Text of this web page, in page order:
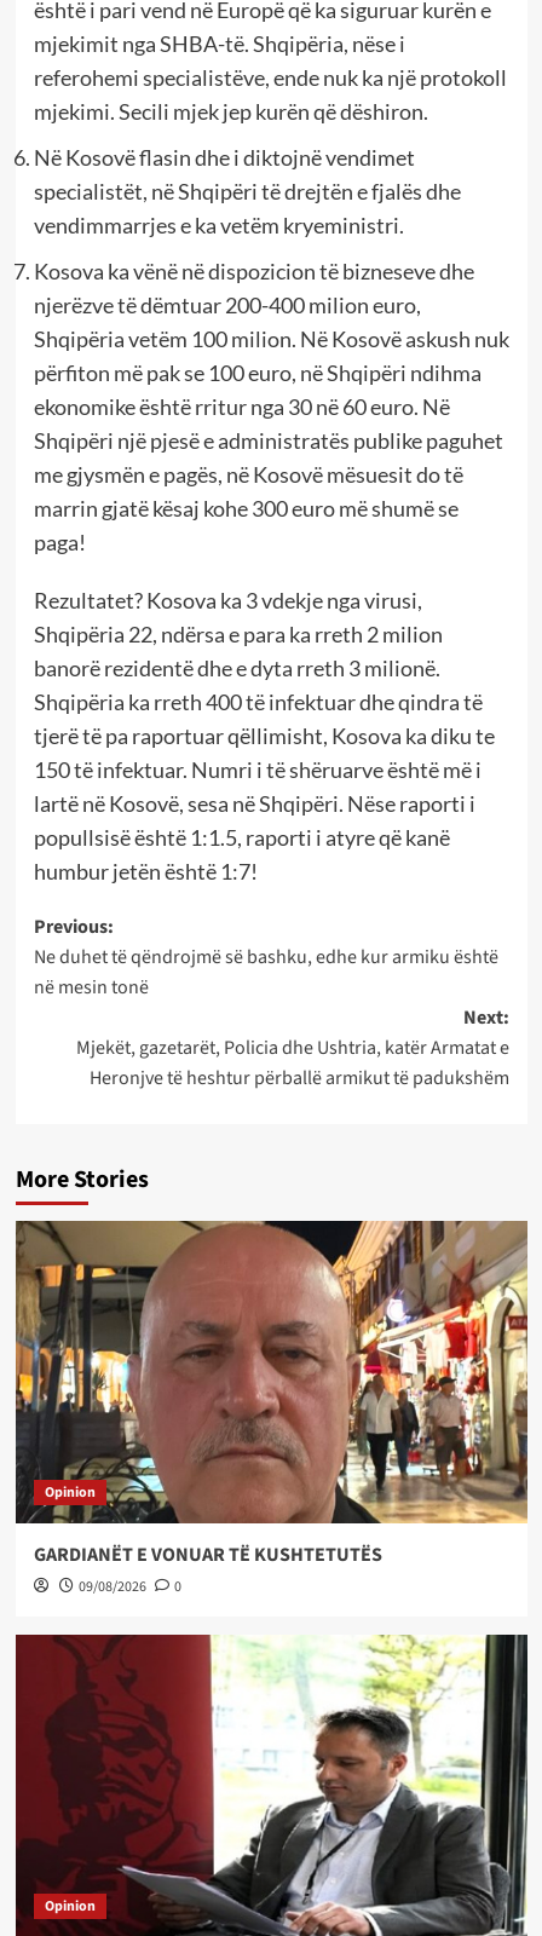
është i pari vend në Europë që ka siguruar kurën e
mjekimit nga SHBA-të. Shqipëria, nëse i
referohemi specialistëve, ende nuk ka një protokoll
mjekimi. Secili mjek jep kurën që dëshiron.
Në Kosovë flasin dhe i diktojnë vendimet
specialistët, në Shqipëri të drejtën e fjalës dhe
vendimmarrjes e ka vetëm kryeministri.
Kosova ka vënë në dispozicion të bizneseve dhe
njerëzve të dëmtuar 200-400 milion euro,
Shqipëria vetëm 100 milion. Në Kosovë askush nuk
përfiton më pak se 100 euro, në Shqipëri ndihma
ekonomike është rritur nga 30 në 60 euro. Në
Shqipëri një pjesë e administratës publike paguhet
me gjysmën e pagës, në Kosovë mësuesit do të
marrin gjatë kësaj kohe 300 euro më shumë se
paga!
Rezultatet? Kosova ka 3 vdekje nga virusi,
Shqipëria 22, ndërsa e para ka rreth 2 milion
banorë rezidentë dhe e dyta rreth 3 milionë.
Shqipëria ka rreth 400 të infektuar dhe qindra të
tjerë të pa raportuar qëllimisht, Kosova ka diku te
150 të infektuar. Numri i të shëruarve është më i
lartë në Kosovë, sesa në Shqipëri. Nëse raporti i
popullsisë është 1:1.5, raporti i atyre që kanë
humbur jetën është 1:7!
Post
navigation
Previous:
Ne duhet të qëndrojmë së bashku, edhe kur armiku është
në mesin tonë
Next:
Mjekët, gazetarët, Policia dhe Ushtria, katër Armatat e
Heronjve të heshtur përballë armikut të padukshëm
More Stories
Opinion
GARDIANËT E VONUAR TË KUSHTETUTËS
09/08/2026 0
Opinion